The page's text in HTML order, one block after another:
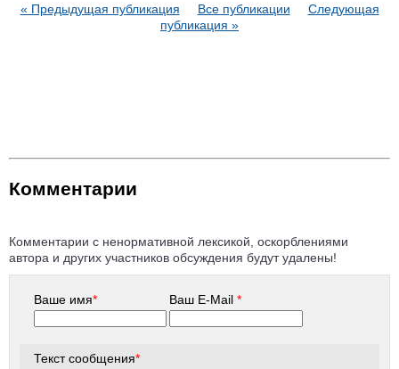
« Предыдущая публикация Все публикации
Следующая
публикация »
Комментарии
Комментарии с ненормативной лексикой, оскорблениями
автора и других участников обсуждения будут удалены!
Ваше имя* Ваш E-Mail*
Текст сообщения*